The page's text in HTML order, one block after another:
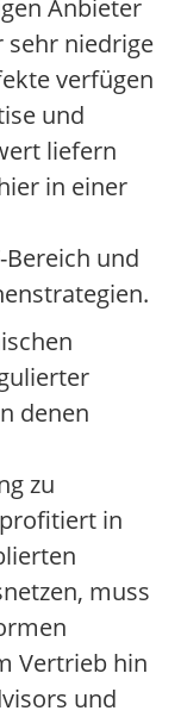
Anbieter
sehr niedrige
verfügen
und
liefern
in einer
Bereich und
denen
zu
in
muss
Vertrieb hin
und